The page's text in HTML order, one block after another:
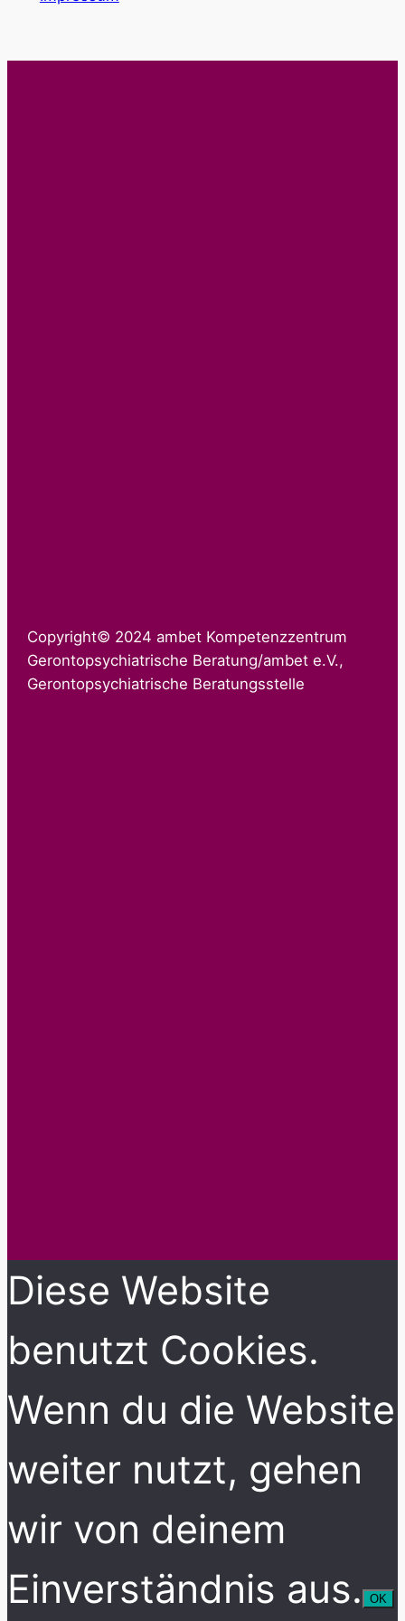
Copyright© 2024 ambet Kompetenzzentrum
Gerontopsychiatrische Beratung/ambet e.V.,
Gerontopsychiatrische Beratungsstelle
Diese Website
benutzt Cookies.
Wenn du die Website
weiter nutzt, gehen
wir von deinem
Einverständnis aus.
OK